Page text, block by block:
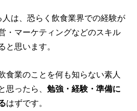
は、恐らく飲食業界での経験が
・マーケティングなどのスキル
と思います。
食業のことを何も知らない素人
思ったら、勉強・経験・準備に
はずです。